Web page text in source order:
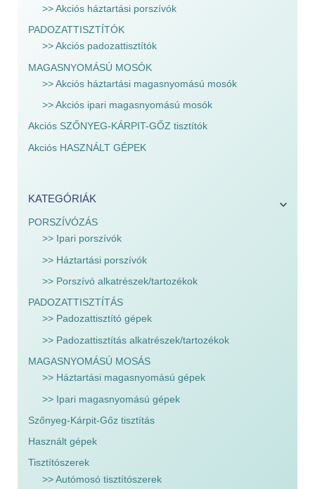
>> Akciós háztartási porszívók
PADOZATTISZTÍTÓK
>> Akciós padozattisztítók
MAGASNYOMÁSÚ MOSÓK
>> Akciós háztartási magasnyomású mosók
>> Akciós ipari magasnyomású mosók
Akciós SZŐNYEG-KÁRPIT-GŐZ tisztítók
Akciós HASZNÁLT GÉPEK
KATEGÓRIÁK
PORSZÍVÓZÁS
>> Ipari porszívók
>> Háztartási porszívók
>> Porszívó alkatrészek/tartozékok
PADOZATTISZTÍTÁS
>> Padozattisztító gépek
>> Padozattisztítás alkatrészek/tartozékok
MAGASNYOMÁSÚ MOSÁS
>> Háztartási magasnyomású gépek
>> Ipari magasnyomású gépek
Szőnyeg-Kárpit-Gőz tisztítás
Használt gépek
Tisztítószerek
>> Autómosó tisztítószerek